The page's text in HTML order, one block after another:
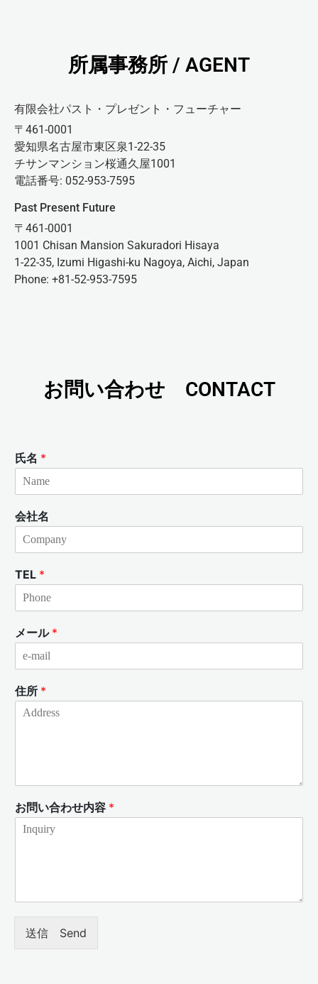
所属事務所 / AGENT
有限会社パスト・プレゼント・フューチャー
〒461-0001
愛知県名古屋市東区泉1-22-35
チサンマンション桜通久屋1001
電話番号: 052-953-7595
Past Present Future
〒461-0001
1001 Chisan Mansion Sakuradori Hisaya
1-22-35, Izumi Higashi-ku Nagoya, Aichi, Japan
Phone: +81-52-953-7595
お問い合わせ CONTACT
氏名 *
会社名
TEL *
メール *
住所 *
お問い合わせ内容 *
送信 Send